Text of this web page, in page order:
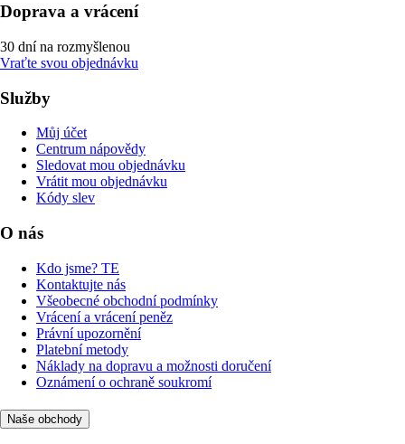
Doprava a vrácení
30 dní na rozmyšlenou
Vraťte svou objednávku
Služby
Můj účet
Centrum nápovědy
Sledovat mou objednávku
Vrátit mou objednávku
Kódy slev
O nás
Kdo jsme? TE
Kontaktujte nás
Všeobecné obchodní podmínky
Vrácení a vrácení peněz
Právní upozornění
Platební metody
Náklady na dopravu a možnosti doručení
Oznámení o ochraně soukromí
Naše obchody